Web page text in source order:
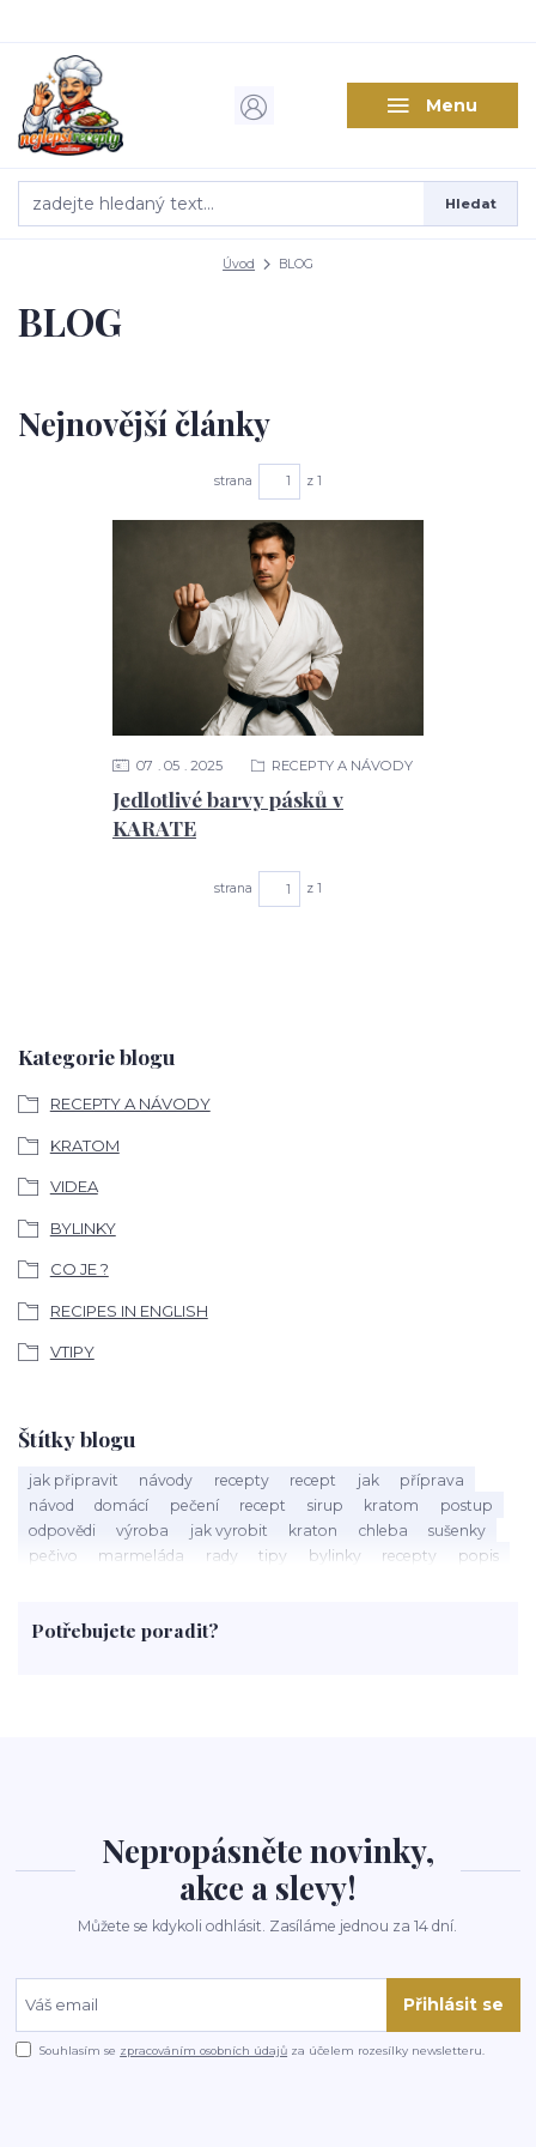
Menu
Hledat
Úvod BLOG
Kategorie blogu
RECEPTY A NÁVODY
KRATOM
VIDEA
BYLINKY
CO JE ?
RECIPES IN ENGLISH
VTIPY
Štítky blogu
jak připravit návody recepty recept jak
příprava
návod
domácí pečení recept sirup kratom
postup
odpovědi
výroba jak vyrobit kraton chleba
sušenky
pečivo
marmeláda rady tipy bylinky recepty
popis
rohlíky
grilování čaj
Potřebujete poradit?
BLOG
Nejnovější články
strana z 1
Jedlotlivé barvy pásků v
KARATE
07 05 2025 RECEPTY A NÁVODY
strana z 1
Nepropásněte novinky,
akce a slevy!
Můžete se kdykoli odhlásit. Zasíláme jednou za 14 dní.
Přihlásit se
Souhlasím se zpracováním osobních údajů za účelem rozesílky newsletteru.